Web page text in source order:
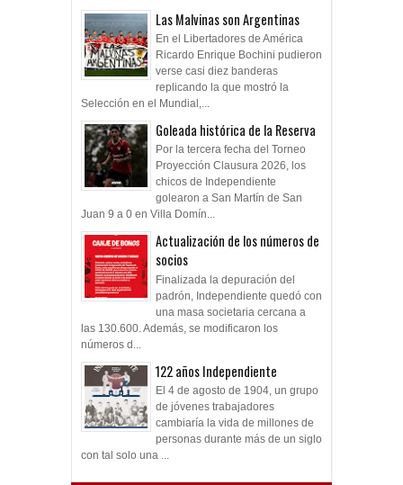
Las Malvinas son Argentinas
En el Libertadores de América
Ricardo Enrique Bochini pudieron
verse casi diez banderas
replicando la que mostró la
Selección en el Mundial,...
Goleada histórica de la Reserva
Por la tercera fecha del Torneo
Proyección Clausura 2026, los
chicos de Independiente
golearon a San Martín de San
Juan 9 a 0 en Villa Domín...
Actualización de los números de
socios
Finalizada la depuración del
padrón, Independiente quedó con
una masa societaria cercana a
las 130.600. Además, se modificaron los
números d...
122 años Independiente
El 4 de agosto de 1904, un grupo
de jóvenes trabajadores
cambiaría la vida de millones de
personas durante más de un siglo
con tal solo una ...